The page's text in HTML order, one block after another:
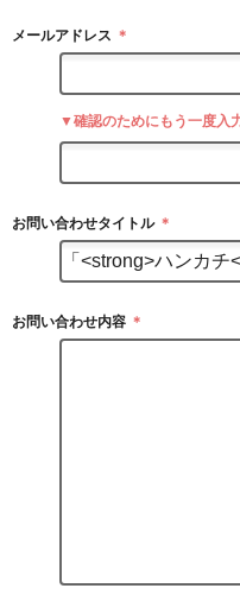
メールアドレス ＊
▼確認のためにもう一度入
お問い合わせタイトル ＊
お問い合わせ内容 ＊